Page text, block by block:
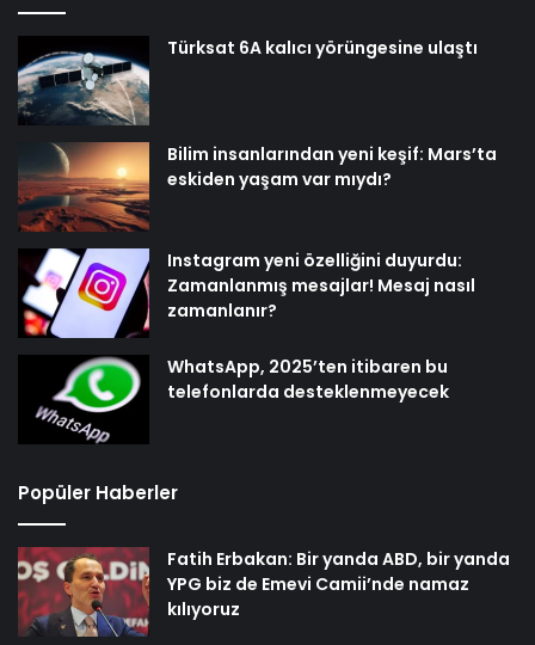
Türksat 6A kalıcı yörüngesine ulaştı
Bilim insanlarından yeni keşif: Mars’ta
eskiden yaşam var mıydı?
Instagram yeni özelliğini duyurdu:
Zamanlanmış mesajlar! Mesaj nasıl
zamanlanır?
WhatsApp, 2025’ten itibaren bu
telefonlarda desteklenmeyecek
Popüler Haberler
Fatih Erbakan: Bir yanda ABD, bir yanda
YPG biz de Emevi Camii’nde namaz
kılıyoruz